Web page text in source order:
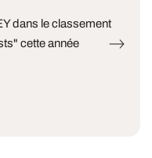
dans le classement
cette année